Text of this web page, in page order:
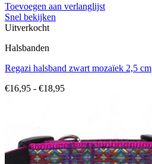
Toevoegen aan verlanglijst
Snel bekijken
Uitverkocht
Halsbanden
Regazi halsband zwart mozaïek 2,5 cm
€16,95 - €18,95Prijsklasse: